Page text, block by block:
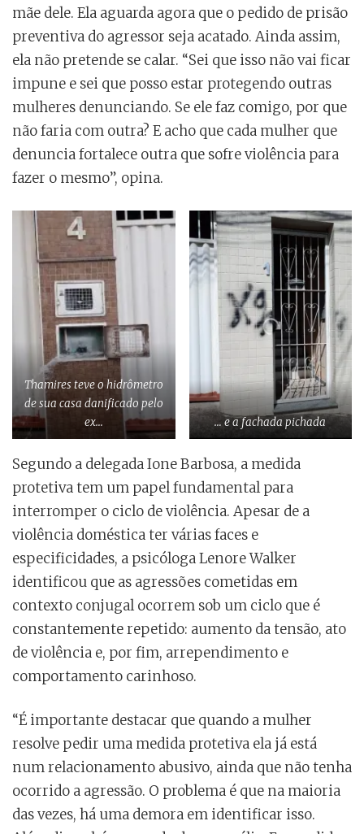
mãe dele. Ela aguarda agora que o pedido de prisão
preventiva do agressor seja acatado. Ainda assim,
ela não pretende se calar. “Sei que isso não vai ficar
impune e sei que posso estar protegendo outras
mulheres denunciando. Se ele faz comigo, por que
não faria com outra? E acho que cada mulher que
denuncia fortalece outra que sofre violência para
fazer o mesmo”, opina.
Thamires teve o hidrômetro
de sua casa danificado pelo
ex…
… e a fachada pichada
Segundo a delegada Ione Barbosa, a medida
protetiva tem um papel fundamental para
interromper o ciclo de violência. Apesar de a
violência doméstica ter várias faces e
especificidades, a psicóloga Lenore Walker
identificou que as agressões cometidas em
contexto conjugal ocorrem sob um ciclo que é
constantemente repetido: aumento da tensão, ato
de violência e, por fim, arrependimento e
comportamento carinhoso.
“É importante destacar que quando a mulher
resolve pedir uma medida protetiva ela já está
num relacionamento abusivo, ainda que não tenha
ocorrido a agressão. O problema é que na maioria
das vezes, há uma demora em identificar isso.